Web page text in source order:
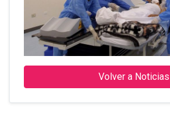
Volver a Noticias